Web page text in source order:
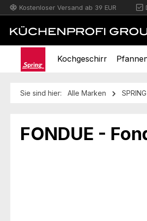
Hauptinhalt springen
Zur Suche springen
Zur Hauptnavigation springen
Kostenloser Versand ab 39 EUR
Kochgeschirr
Sie sind hier: Alle Marken SPRING
FONDUE -